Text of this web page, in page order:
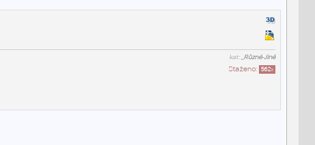
kat:_Různé-Jiné
Staženo: 562x